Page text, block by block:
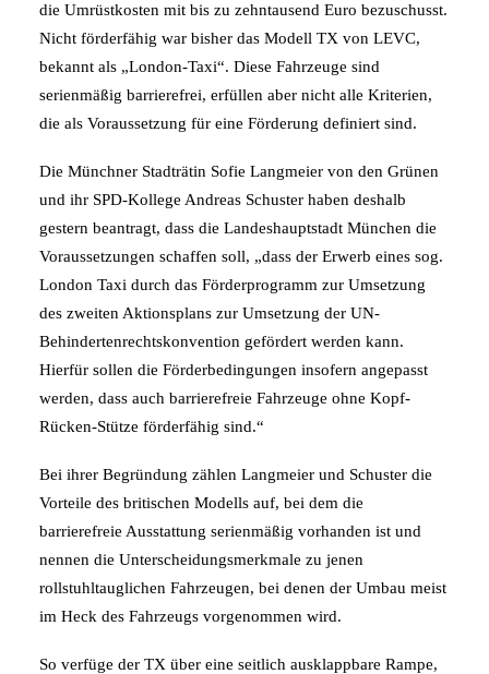
die Umrüstkosten mit bis zu zehntausend Euro bezuschusst.
Nicht förderfähig war bisher das Modell TX von LEVC,
bekannt als „London-Taxi“. Diese Fahrzeuge sind
serienmäßig barrierefrei, erfüllen aber nicht alle Kriterien,
die als Voraussetzung für eine Förderung definiert sind.
Die Münchner Stadträtin Sofie Langmeier von den Grünen
und ihr SPD-Kollege Andreas Schuster haben deshalb
gestern beantragt, dass die Landeshauptstadt München die
Voraussetzungen schaffen soll, „dass der Erwerb eines sog.
London Taxi durch das Förderprogramm zur Umsetzung
des zweiten Aktionsplans zur Umsetzung der UN-
Behindertenrechtskonvention gefördert werden kann.
Hierfür sollen die Förderbedingungen insofern angepasst
werden, dass auch barrierefreie Fahrzeuge ohne Kopf-
Rücken-Stütze förderfähig sind.“
Bei ihrer Begründung zählen Langmeier und Schuster die
Vorteile des britischen Modells auf, bei dem die
barrierefreie Ausstattung serienmäßig vorhanden ist und
nennen die Unterscheidungsmerkmale zu jenen
rollstuhltauglichen Fahrzeugen, bei denen der Umbau meist
im Heck des Fahrzeugs vorgenommen wird.
So verfüge der TX über eine seitlich ausklappbare Rampe,